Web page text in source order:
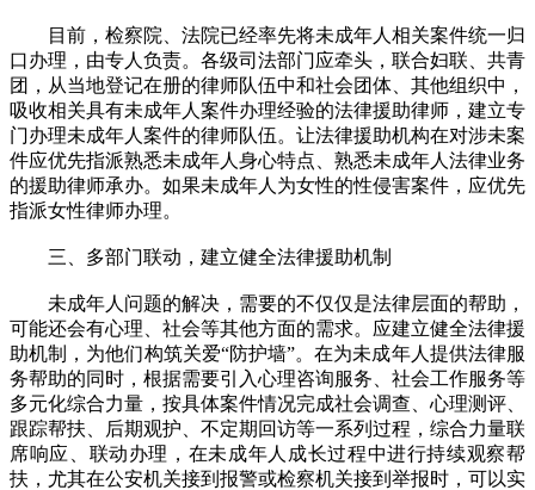
目前，检察院、法院已经率先将未成年人相关案件统一归
口办理，由专人负责。各级司法部门应牵头，联合妇联、共青
团，从当地登记在册的律师队伍中和社会团体、其他组织中，
吸收相关具有未成年人案件办理经验的法律援助律师，建立专
门办理未成年人案件的律师队伍。让法律援助机构在对涉未案
件应优先指派熟悉未成年人身心特点、熟悉未成年人法律业务
的援助律师承办。如果未成年人为女性的性侵害案件，应优先
指派女性律师办理。
三、多部门联动，建立健全法律援助机制
未成年人问题的解决，需要的不仅仅是法律层面的帮助，
可能还会有心理、社会等其他方面的需求。应建立健全法律援
助机制，为他们构筑关爱“防护墙”。在为未成年人提供法律服
务帮助的同时，根据需要引入心理咨询服务、社会工作服务等
多元化综合力量，按具体案件情况完成社会调查、心理测评、
跟踪帮扶、后期观护、不定期回访等一系列过程，综合力量联
席响应、联动办理，在未成年人成长过程中进行持续观察帮
扶，尤其在公安机关接到报警或检察机关接到举报时，可以实